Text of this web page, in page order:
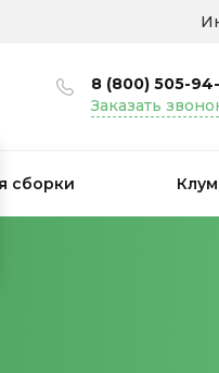
8 (800) 505-
Заказать
сборки